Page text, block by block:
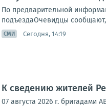
По предварительной
подъездаОчевидцы
СМИ Сегодня, 14:19
К сведению жителей
07 августа 2026 г.